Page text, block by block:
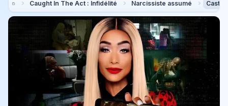
Caught In The Act : Infidélité Narcissiste assumé